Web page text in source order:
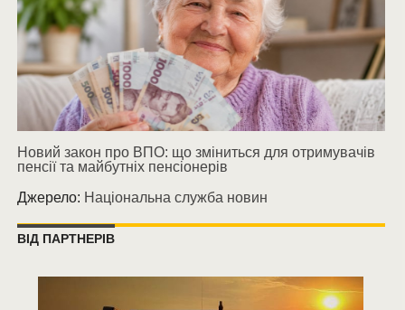
Новий закон про ВПО: що зміниться для отримувачів
пенсії та майбутніх пенсіонерів
Джерело: Національна служба новин
ВІД ПАРТНЕРІВ